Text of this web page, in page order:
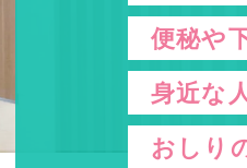
便秘や
身近な
おしり